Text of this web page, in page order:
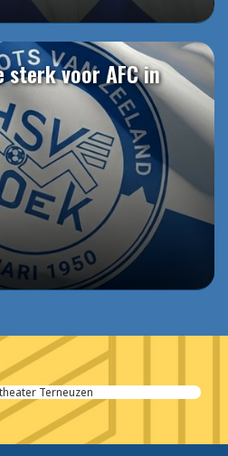
sterk voor AFC in
Terneuzen